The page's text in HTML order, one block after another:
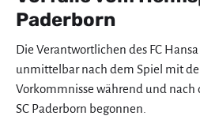
Paderborn
Die Verantwortlichen des FC
unmittelbar nach dem Spiel mit
Vorkommnisse während und
SC Paderborn begonnen.